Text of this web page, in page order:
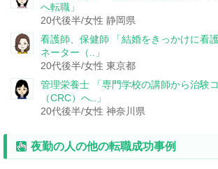
へ転職」
20代後半/女性 静岡県
看護師、保健師 「結婚をきっかけに看
ネーター（..」
20代後半/女性 東京都
管理栄養士 「専門学校の講師から治験
（CRC）へ..」
20代後半/女性 神奈川県
夜勤の人の他の転職成功事例